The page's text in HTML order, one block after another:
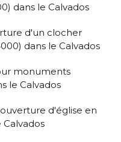
dans le Calvados
d'un clocher
dans le Calvados
monuments
le Calvados
d'église en
Calvados